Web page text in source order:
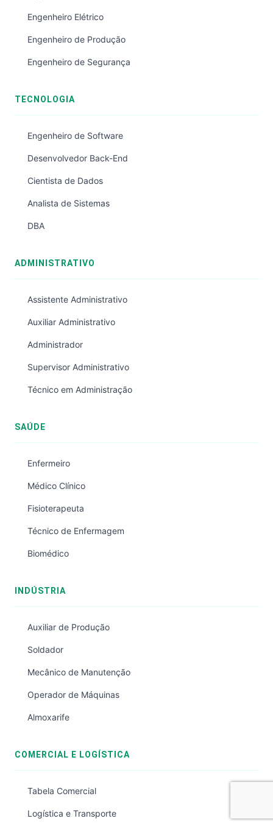
Engenheiro Elétrico
Engenheiro de Produção
Engenheiro de Segurança
TECNOLOGIA
Engenheiro de Software
Desenvolvedor Back-End
Cientista de Dados
Analista de Sistemas
DBA
ADMINISTRATIVO
Assistente Administrativo
Auxiliar Administrativo
Administrador
Supervisor Administrativo
Técnico em Administração
SAÚDE
Enfermeiro
Médico Clínico
Fisioterapeuta
Técnico de Enfermagem
Biomédico
INDÚSTRIA
Auxiliar de Produção
Soldador
Mecânico de Manutenção
Operador de Máquinas
Almoxarife
COMERCIAL E LOGÍSTICA
Tabela Comercial
Logística e Transporte